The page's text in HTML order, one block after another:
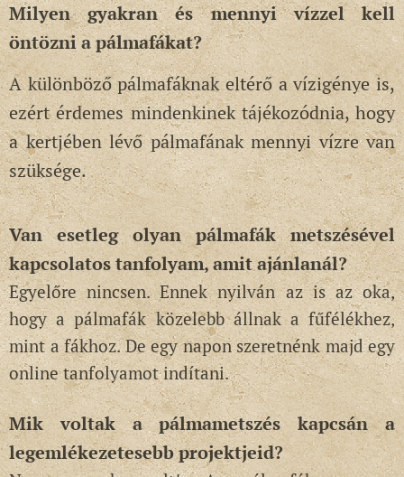
Milyen gyakran és mennyi vízzel kell
öntözni a pálmafákat?
A különböző pálmafáknak eltérő a vízigénye is,
ezért érdemes mindenkinek tájékozódnia, hogy
a kertjében lévő pálmafának mennyi vízre van
szüksége.
Van esetleg olyan pálmafák metszésével
kapcsolatos tanfolyam, amit ajánlanál?
Egyelőre nincsen. Ennek nyilván az is az oka,
hogy a pálmafák közelebb állnak a fűfélékhez,
mint a fákhoz. De egy napon szeretnénk majd egy
online tanfolyamot indítani.
Mik voltak a pálmametszés kapcsán a
legemlékezetesebb projektjeid?